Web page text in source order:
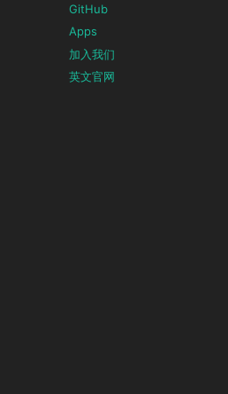
GitHub
Apps
加入我们
英文官网